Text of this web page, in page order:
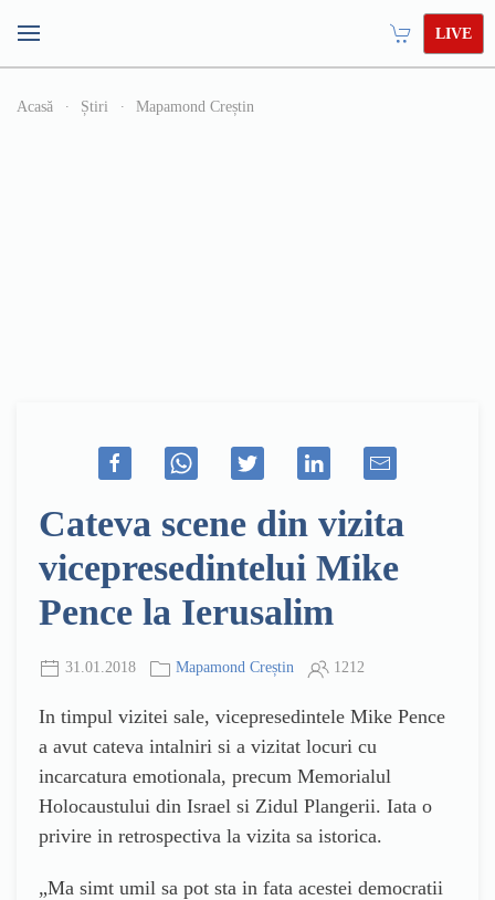
LIVE
Acasă Știri Mapamond Creștin
Cateva scene din vizita
vicepresedintelui Mike
Pence la Ierusalim
31.01.2018 Mapamond Creștin 1212
In timpul vizitei sale, vicepresedintele Mike Pence
a avut cateva intalniri si a vizitat locuri cu
incarcatura emotionala, precum Memorialul
Holocaustului din Israel si Zidul Plangerii. Iata o
privire in retrospectiva la vizita sa istorica.
„Ma simt umil sa pot sta in fata acestei democratii